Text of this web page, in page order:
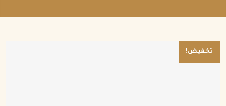
تخفيض!